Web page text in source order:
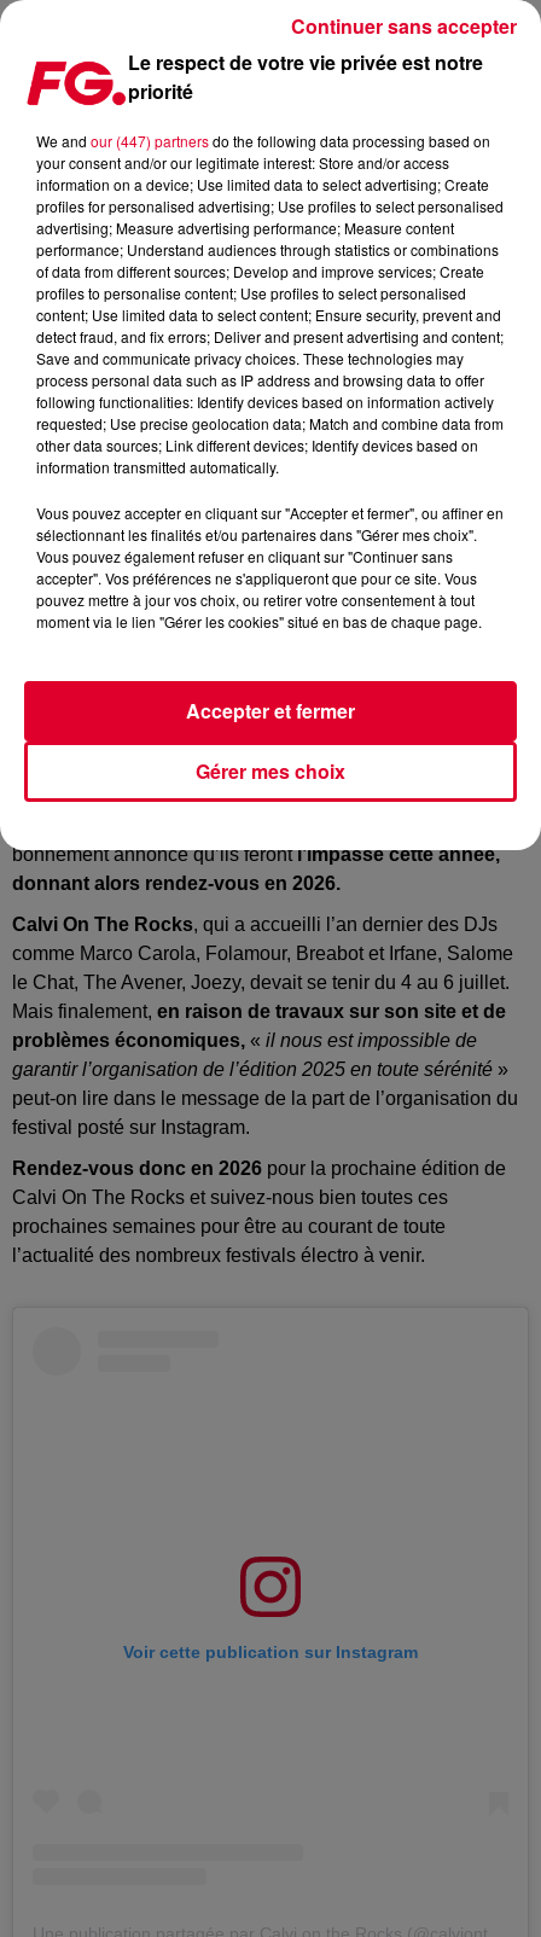
CALVI ON THE ROCKS 2025, C'EST ANNULÉ !
Publié : 21 mai 2025 à 8h18 par
Antony HARARI
Calvi On The Rocks 2025 est annulé
Crédit :Facebook Officiel Calvi On The Rocks
du côté de Calvi pour le célèbre rendez-vous
Alors qu’ils attendaient impatiemment des infos sur l’édition
bonnement annoncé qu’ils ferontl’impasse cette année,
donnant alors rendez-vous en 2026.
Calvi On The Rocks, qui a accueilli l’an dernier des DJs
comme Marco Carola, Folamour, Breabot et Irfane, Salome
le Chat, The Avener, Joezy, devait se tenir du 4 au 6 juillet.
Mais finalement, en raison de travaux sur son site et de
problèmes économiques, « il nous est impossible de
garantir l’organisation de l’édition 2025 en toute sérénité »
peut-on lire dans le message de la part de l’organisation du
festival posté sur Instagram.
Rendez-vous donc en 2026 pour la prochaine édition de
Calvi On The Rocks et suivez-nous bien toutes ces
prochaines semaines pour être au courant de toute
l’actualité des nombreux festivals électro à venir.
Voir cette publication sur Instagram
Le respect de votre vie privée est notre
priorité
We and our (447) partnersdo the following data processing based on
your consent and/or our legitimate interest: Store and/or access
information on a device; Use limited data to select advertising; Create
profiles for personalised advertising; Use profiles to select personalised
advertising; Measure advertising performance; Measure content
performance; Understand audiences through statistics or combinations
of data from different sources; Develop and improve services; Create
profiles to personalise content; Use profiles to select personalised
content; Use limited data to select content; Ensure security, prevent and
detect fraud, and fix errors; Deliver and present advertising and content;
Save and communicate privacy choices. These technologies may
process personal data such as IP address and browsing data to offer
following functionalities: Identify devices based on information actively
requested; Use precise geolocation data; Match and combine data from
other data sources; Link different devices; Identify devices based on
information transmitted automatically.
Vous pouvez accepter en cliquant sur "Accepter et fermer", ou affiner en
sélectionnant les finalités et/ou partenaires dans "Gérer mes choix".
Vous pouvez également refuser en cliquant sur "Continuer sans
accepter". Vos préférences ne s'appliqueront que pour ce site. Vous
pouvez mettre à jour vos choix, ou retirer votre consentement à tout
moment via le lien "Gérer les cookies" situé en bas de chaque page.
Gérer mes choix
Accepter et fermer
Continuer sans accepter